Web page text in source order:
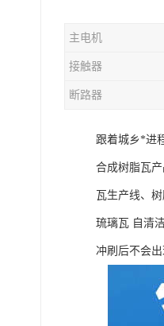
主电机
接触器
断路器
跟着城乡*进
合成树脂瓦
瓦生产线、
琉璃瓦 自清
冲刷后不会出